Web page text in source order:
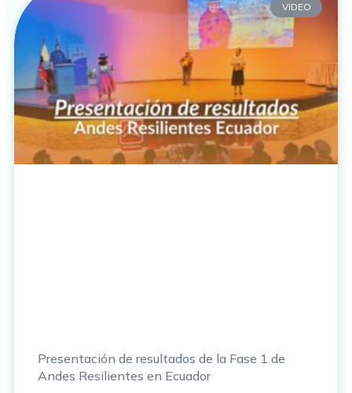
VIDEO
Presentación de resultados de la Fase 1 de
Andes Resilientes en Ecuador